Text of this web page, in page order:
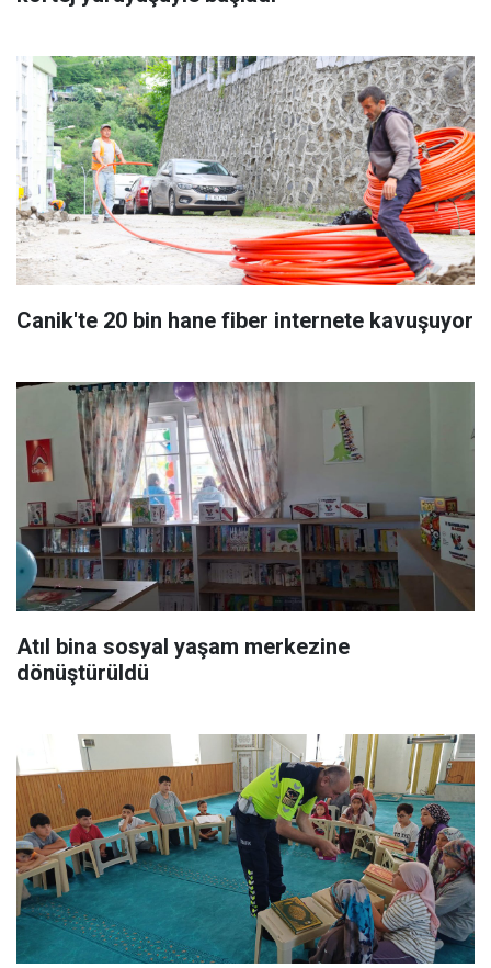
Canik'te 20 bin hane fiber internete kavuşuyor
Atıl bina sosyal yaşam merkezine
dönüştürüldü